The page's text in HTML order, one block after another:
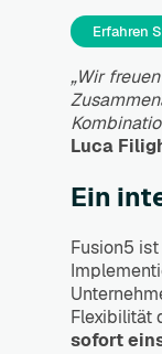
Erfahren
„Wir
Luca
Ein
Fusion5
Flexibilität
sofort